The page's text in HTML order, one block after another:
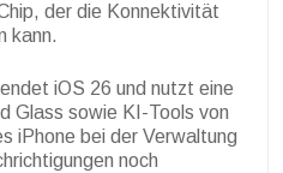
der die Konnektivität
kann.
iOS 26 und nutzt eine
Glass sowie KI-Tools von
iPhone bei der Verwaltung
noch